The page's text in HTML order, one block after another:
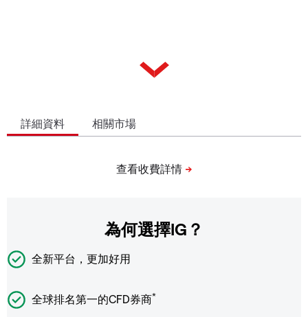
詳細資料 相關市場
為何選擇IG？
全新平台，更加好用
全球排名第一的CFD券商*